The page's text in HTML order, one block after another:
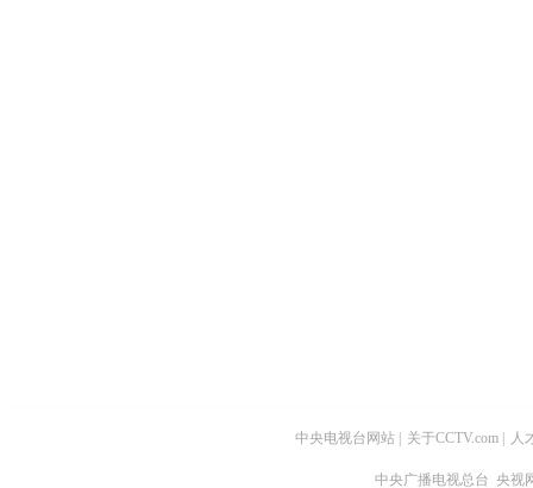
中央电视台网站 关于CCTV.com 人
中央广播电视总台 央视